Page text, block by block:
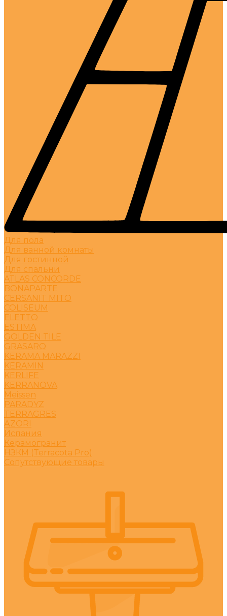
Для пола
Для ванной комнаты
Для гостинной
Для спальни
ATLAS CONCORDE
BONAPARTE
CERSANIT MITO
COLISEUM
ELETTO
ESTIMA
GOLDEN TILE
GRASARO
KERAMA MARAZZI
KERAMIN
KERLIFE
KERRANOVA
Meissen
PARADYZ
TERRAGRES
АZORI
Испания
Керамогранит
НЗКМ (Terracota Pro)
Сопутствующие товары